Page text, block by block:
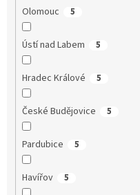
Olomouc 5
Ústí nad Labem 5
Hradec Králové 5
České Budějovice 5
Pardubice 5
Havířov 5